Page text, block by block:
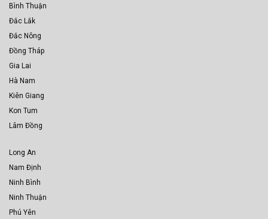
Bình Thuận
Đắc Lắk
Đắc Nông
Đồng Tháp
Gia Lai
Hà Nam
Kiên Giang
Kon Tum
Lâm Đồng
Long An
Nam Định
Ninh Bình
Ninh Thuận
Phú Yên